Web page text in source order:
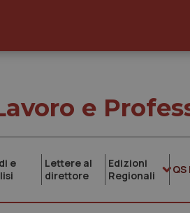
e
e
Lettere al
direttore
Edizioni
Regionali
QS